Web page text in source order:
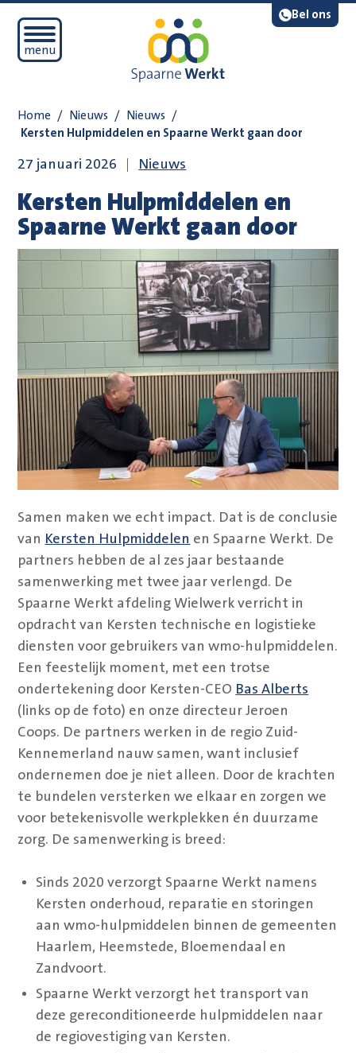
Bel ons
Open mobiel menu
menu
Lees voor
Home / Nieuws / Nieuws /
Kersten Hulpmiddelen en Spaarne Werkt gaan door
Kersten Hulpmiddelen en
Spaarne Werkt gaan door
27 januari 2026 Nieuws
Samen maken we echt impact. Dat is de conclusie
van Kersten Hulpmiddelen en Spaarne Werkt. De
partners hebben de al zes jaar bestaande
samenwerking met twee jaar verlengd. De
Spaarne Werkt afdeling Wielwerk verricht in
opdracht van Kersten technische en logistieke
diensten voor gebruikers van wmo-hulpmiddelen.
Een feestelijk moment, met een trotse
ondertekening door Kersten-CEO Bas Alberts
(links op de foto) en onze directeur Jeroen
Coops. De partners werken in de regio Zuid-
Kennemerland nauw samen, want inclusief
ondernemen doe je niet alleen. Door de krachten
te bundelen versterken we elkaar en zorgen we
voor betekenisvolle werkplekken én duurzame
zorg. De samenwerking is breed:
Sinds 2020 verzorgt Spaarne Werkt namens
Kersten onderhoud, reparatie en storingen
aan wmo-hulpmiddelen binnen de gemeenten
Haarlem, Heemstede, Bloemendaal en
Zandvoort.
Spaarne Werkt verzorgt het transport van
deze gereconditioneerde hulpmiddelen naar
de regiovestiging van Kersten.